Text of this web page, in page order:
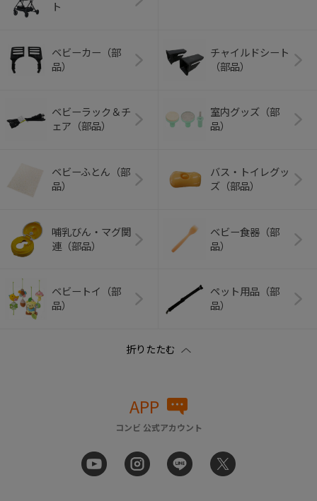
ト
ベビーカー（部
品）
チャイルドシート
（部品）
ベビーラック＆チ
ェア（部品）
室内グッズ（部
品）
ベビーふとん（部
品）
バス・トイレグッ
ズ（部品）
哺乳びん・マグ関
連（部品）
ベビー食器（部
品）
ベビートイ（部
品）
ペット用品（部
品）
APP
コンビ 公式アカウント